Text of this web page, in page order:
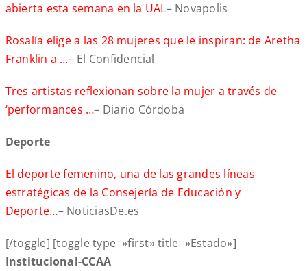
abierta esta semana en la UAL– Novapolis
Rosalía elige a las 28 mujeres que le inspiran: de Aretha
Franklin a …– El Confidencial
Tres artistas reflexionan sobre la mujer a través de
‘performances …– Diario Córdoba
Deporte
El deporte femenino, una de las grandes líneas
estratégicas de la Consejería de Educación y
Deporte…– NoticiasDe.es
[/toggle] [toggle type=»first» title=»Estado»]
Institucional-CCAA